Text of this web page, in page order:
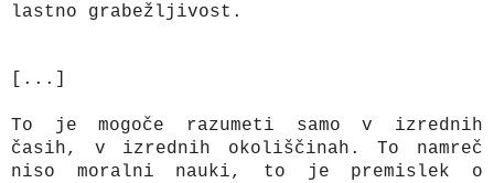
lastno grabežljivost.
[...]
To je mogoče razumeti samo v izrednih
časih, v izrednih okoliščinah. To namreč
niso moralni nauki, to je premislek o